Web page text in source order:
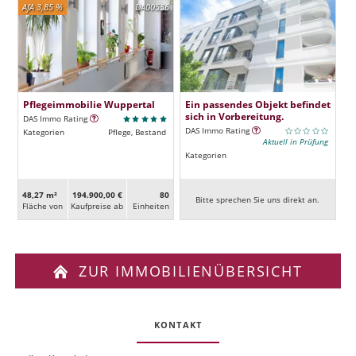
DA00536
AfA 3,85 %
Pflegeimmobilie Wuppertal
DAS Immo Rating
Kategorien
Pflege, Bestand
48,27 m²
Fläche von
194.900,00 €
Kaufpreise ab
80
Ein­heiten
Ein passendes Objekt befindet
sich in Vorbereitung.
DAS Immo Rating
Aktuell in Prüfung
Kategorien
Bitte sprechen Sie uns direkt an.
ZUR IMMOBILIENÜBERSICHT
KONTAKT